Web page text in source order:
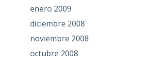
enero 2009
diciembre 2008
noviembre 2008
octubre 2008